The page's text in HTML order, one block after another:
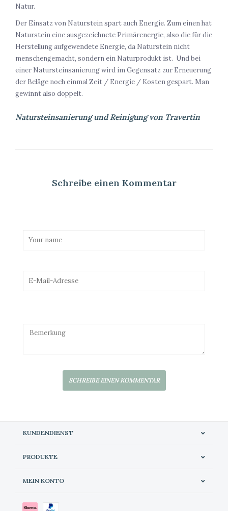
Natur.
Der Einsatz von Naturstein spart auch Energie. Zum einen hat
Naturstein eine ausgezeichnete Primärenergie, also die für die
Herstellung aufgewendete Energie, da Naturstein nicht
menschengemacht, sondern ein Naturprodukt ist. Und bei
einer Natursteinsanierung wird im Gegensatz zur Erneuerung
der Beläge noch einmal Zeit / Energie / Kosten gespart. Man
gewinnt also doppelt.
Natursteinsanierung und Reinigung von Travertin
Schreibe einen Kommentar
SCHREIBE EINEN KOMMENTAR
KUNDENDIENST
PRODUKTE
MEIN KONTO